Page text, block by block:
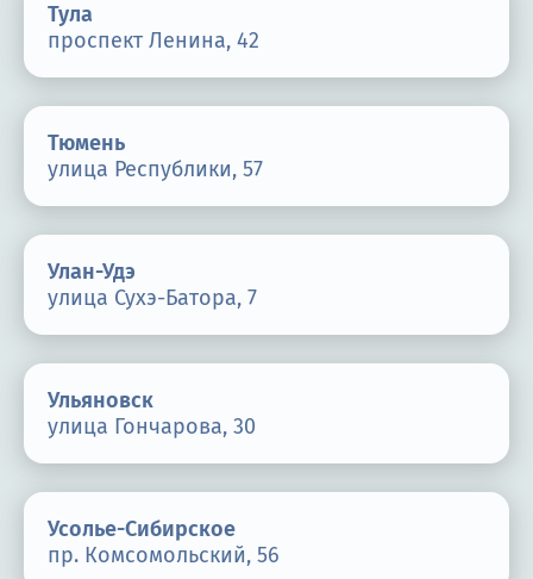
Тула
проспект Ленина, 42
Тюмень
улица Республики, 57
Улан-Удэ
улица Сухэ-Батора, 7
Ульяновск
улица Гончарова, 30
Усолье-Сибирское
пр. Комсомольский, 56